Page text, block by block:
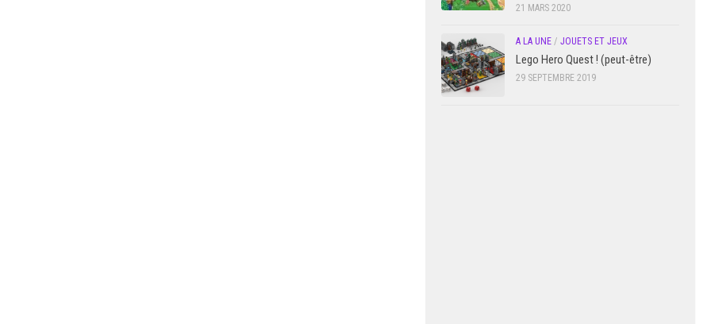
21 MARS 2020
A LA UNE / JOUETS ET JEUX
Lego Hero Quest ! (peut-être)
29 SEPTEMBRE 2019